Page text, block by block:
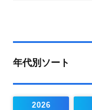
年代別ソート
2026